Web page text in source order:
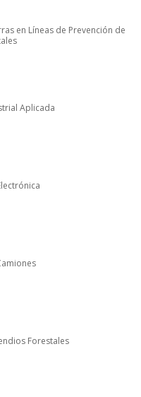
en Líneas de Prevención de
Aplicada
Forestales